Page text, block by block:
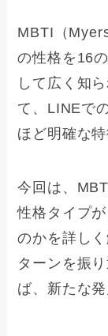
MBTI（
の性格を16
して広く知
て、LINEで
ほど明確な
今回は、
性格タイプ
のかを詳し
ターンを振
ば、新たな